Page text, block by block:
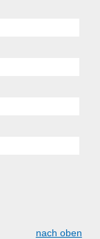
nach oben